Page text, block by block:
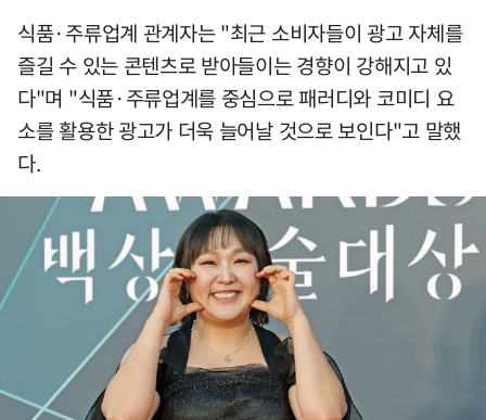
식품·주류업계 관계자는 "최근 소비자들이 광고 자체를
즐길 수 있는 콘텐츠로 받아들이는 경향이 강해지고 있
다"며 "식품·주류업계를 중심으로 패러디와 코미디 요
소를 활용한 광고가 더욱 늘어날 것으로 보인다"고 말했
다.